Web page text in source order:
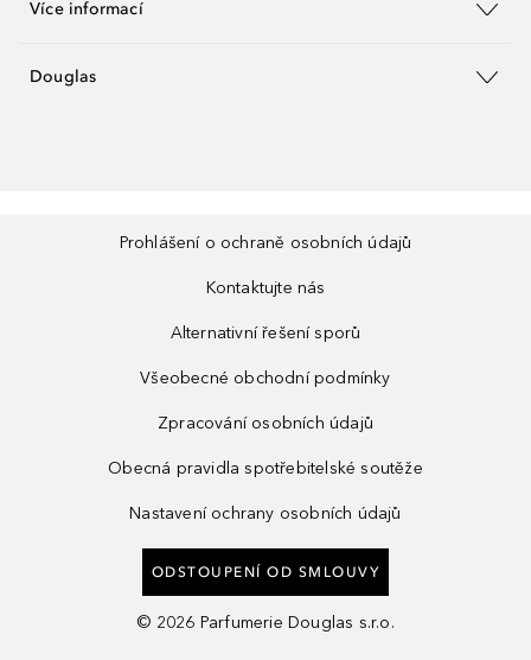
Více informací
Douglas
Prohlášení o ochraně osobních údajů
Kontaktujte nás
Alternativní řešení sporů
Všeobecné obchodní podmínky
Zpracování osobních údajů
Obecná pravidla spotřebitelské soutěže
Nastavení ochrany osobních údajů
ODSTOUPENÍ OD SMLOUVY
© 2026 Parfumerie Douglas s.r.o.